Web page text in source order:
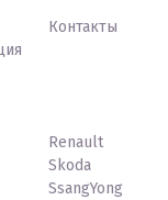
Контакты
Renault
Skoda
SsangYong